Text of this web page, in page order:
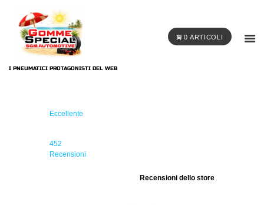
0 ARTICOLI
I PNEUMATICI PROTAGONISTI DEL WEB
Eccellente
452
Recensioni
Recensioni dello store